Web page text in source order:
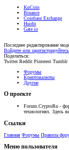
KuCoin
Binance
Coinbase Exchange
Huobi
Gate.io
Последнее редактирование
Войдите или
Поделиться:
Twitter Reddit Pinterest Tumblr
Форумы
Криптовалюты
Другие
О проекте
Forum.CryptoRu -
технологиях. Здесь
Ссылки
Главная Форумы Правила
Меню пользователя